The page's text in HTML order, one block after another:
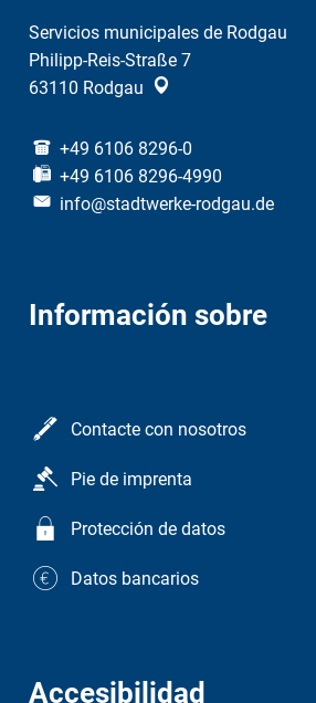
Servicios municipales de Rodgau
Philipp-Reis-Straße 7
63110 Rodgau
+49 6106 8296-0
+49 6106 8296-4990
info@stadtwerke-rodgau.de
Información sobre
Contacte con nosotros
Pie de imprenta
Protección de datos
Datos bancarios
Accesibilidad